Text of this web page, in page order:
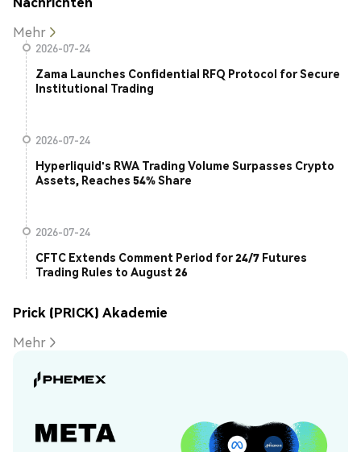
Mehr
2026-07-24
Zama Launches Confidential RFQ Protocol for Secure
Institutional Trading
2026-07-24
Hyperliquid's RWA Trading Volume Surpasses Crypto
Assets, Reaches 54% Share
2026-07-24
CFTC Extends Comment Period for 24/7 Futures
Trading Rules to August 26
Prick (PRICK) Akademie
Mehr